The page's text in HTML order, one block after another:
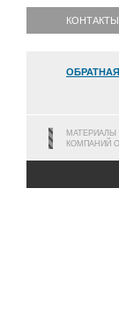
КОНТАКТЫ
МАТЕРИАЛЫ
КОМПАНИЙ